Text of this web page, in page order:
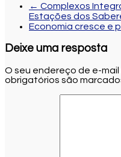
← Complexos
Estações dos
Economia cresce e
Deixe uma resposta
O seu endereço de e-
obrigatórios são